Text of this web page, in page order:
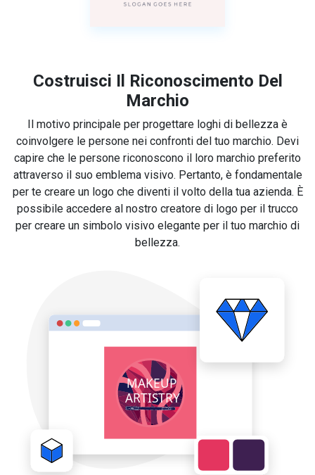
Costruisci Il Riconoscimento Del
Marchio
Il motivo principale per progettare loghi di bellezza è
coinvolgere le persone nei confronti del tuo marchio. Devi
capire che le persone riconoscono il loro marchio preferito
attraverso il suo emblema visivo. Pertanto, è fondamentale
per te creare un logo che diventi il volto della tua azienda. È
possibile accedere al nostro creatore di logo per il trucco
per creare un simbolo visivo elegante per il tuo marchio di
bellezza.